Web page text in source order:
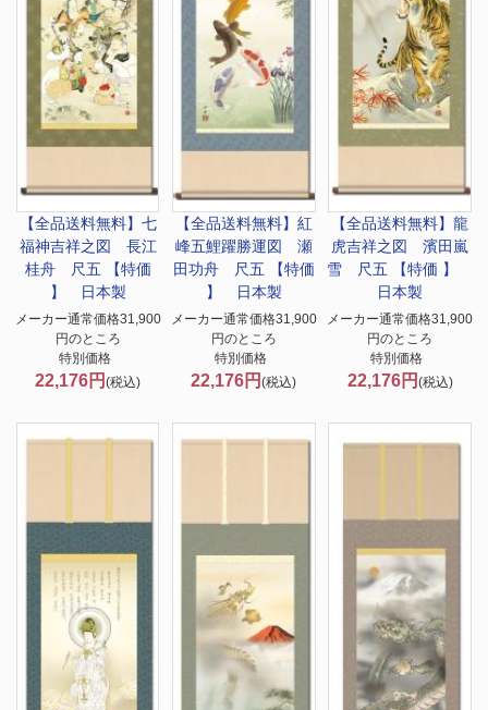
【全品送料無料】 七
福神吉祥之図 長江
桂舟 尺五 【特価
】 日本製
メーカー通常価格31,900
円のところ
特別価格
22,176円(税込)
【全品送料無料】 紅
峰五鯉躍勝運図 瀬
田功舟 尺五 【特価
】 日本製
メーカー通常価格31,900
円のところ
特別価格
22,176円(税込)
【全品送料無料】龍
虎吉祥之図 濱田嵐
雪 尺五 【特価 】
日本製
メーカー通常価格31,900
円のところ
特別価格
22,176円 (税込)